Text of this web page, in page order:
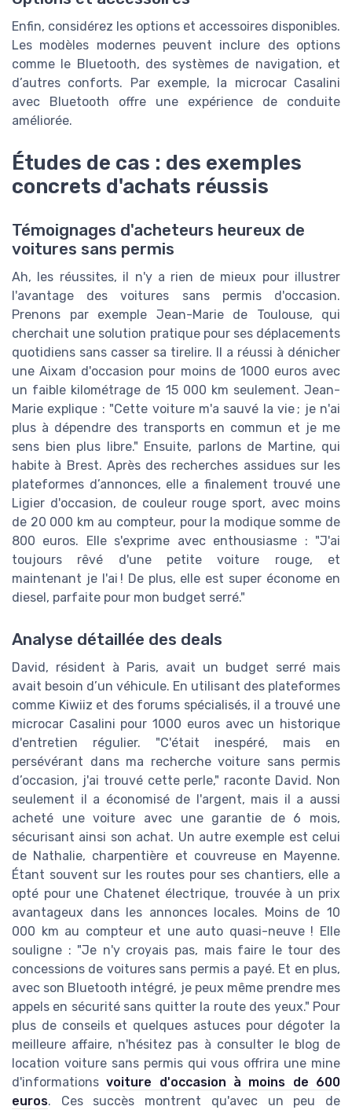
Enfin, considérez les options et accessoires disponibles.
Les modèles modernes peuvent inclure des options
comme le Bluetooth, des systèmes de navigation, et
d’autres conforts. Par exemple, la microcar Casalini
avec Bluetooth offre une expérience de conduite
améliorée.
Études de cas : des exemples
concrets d'achats réussis
Témoignages d'acheteurs heureux de
voitures sans permis
Ah, les réussites, il n'y a rien de mieux pour illustrer
l'avantage des voitures sans permis d'occasion.
Prenons par exemple Jean-Marie de Toulouse, qui
cherchait une solution pratique pour ses déplacements
quotidiens sans casser sa tirelire. Il a réussi à dénicher
une Aixam d'occasion pour moins de 1000 euros avec
un faible kilométrage de 15 000 km seulement. Jean-
Marie explique : "Cette voiture m'a sauvé la vie ; je n'ai
plus à dépendre des transports en commun et je me
sens bien plus libre." Ensuite, parlons de Martine, qui
habite à Brest. Après des recherches assidues sur les
plateformes d’annonces, elle a finalement trouvé une
Ligier d'occasion, de couleur rouge sport, avec moins
de 20 000 km au compteur, pour la modique somme de
800 euros. Elle s'exprime avec enthousiasme : "J'ai
toujours rêvé d'une petite voiture rouge, et
maintenant je l'ai ! De plus, elle est super économe en
diesel, parfaite pour mon budget serré."
Analyse détaillée des deals
David, résident à Paris, avait un budget serré mais
avait besoin d’un véhicule. En utilisant des plateformes
comme Kiwiiz et des forums spécialisés, il a trouvé une
microcar Casalini pour 1000 euros avec un historique
d'entretien régulier. "C'était inespéré, mais en
persévérant dans ma recherche voiture sans permis
d’occasion, j'ai trouvé cette perle," raconte David. Non
seulement il a économisé de l'argent, mais il a aussi
acheté une voiture avec une garantie de 6 mois,
sécurisant ainsi son achat. Un autre exemple est celui
de Nathalie, charpentière et couvreuse en Mayenne.
Étant souvent sur les routes pour ses chantiers, elle a
opté pour une Chatenet électrique, trouvée à un prix
avantageux dans les annonces locales. Moins de 10
000 km au compteur et une auto quasi-neuve ! Elle
souligne : "Je n'y croyais pas, mais faire le tour des
concessions de voitures sans permis a payé. Et en plus,
avec son Bluetooth intégré, je peux même prendre mes
appels en sécurité sans quitter la route des yeux." Pour
plus de conseils et quelques astuces pour dégoter la
meilleure affaire, n'hésitez pas à consulter le blog de
location voiture sans permis qui vous offrira une mine
d'informationsvoiture d'occasion à moins de 600
euros. Ces succès montrent qu'avec un peu de